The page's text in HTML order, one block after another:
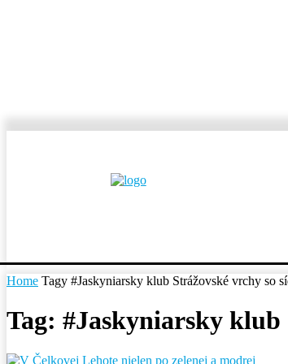
Home Tagy #Jaskyniarsky klub Strážovské vrchy so
Tag: #Jaskyniarsky klub